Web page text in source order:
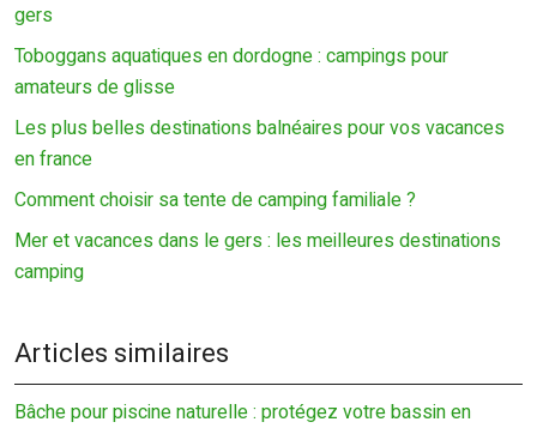
gers
Toboggans aquatiques en dordogne : campings pour
amateurs de glisse
Les plus belles destinations balnéaires pour vos vacances
en france
Comment choisir sa tente de camping familiale ?
Mer et vacances dans le gers : les meilleures destinations
camping
Articles similaires
Bâche pour piscine naturelle : protégez votre bassin en